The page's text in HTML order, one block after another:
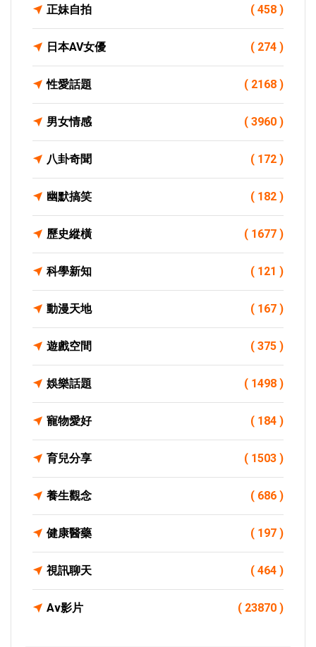
正妹自拍 ( 458 )
日本AV女優 ( 274 )
性愛話題 ( 2168 )
男女情感 ( 3960 )
八卦奇聞 ( 172 )
幽默搞笑 ( 182 )
歷史縱橫 ( 1677 )
科學新知 ( 121 )
動漫天地 ( 167 )
遊戲空間 ( 375 )
娛樂話題 ( 1498 )
寵物愛好 ( 184 )
育兒分享 ( 1503 )
養生觀念 ( 686 )
健康醫藥 ( 197 )
視訊聊天 ( 464 )
Av影片 ( 23870 )